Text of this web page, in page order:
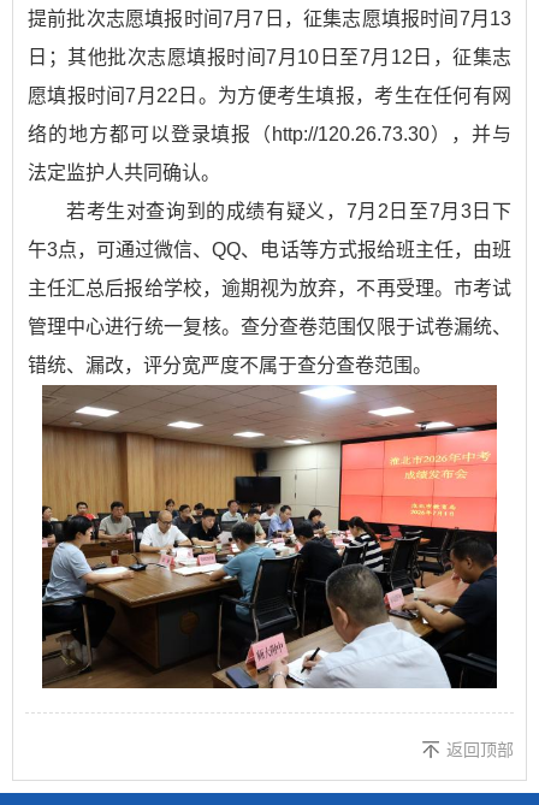
提前批次志愿填报时间7月7日，征集志愿填报时间7月13
日；其他批次志愿填报时间7月10日至7月12日，征集志
愿填报时间7月22日。为方便考生填报，考生在任何有网
络的地方都可以登录填报（http://120.26.73.30），并与
法定监护人共同确认。
若考生对查询到的成绩有疑义，7月2日至7月3日下
午3点，可通过微信、QQ、电话等方式报给班主任，由班
主任汇总后报给学校，逾期视为放弃，不再受理。市考试
管理中心进行统一复核。查分查卷范围仅限于试卷漏统、
错统、漏改，评分宽严度不属于查分查卷范围。
返回顶部